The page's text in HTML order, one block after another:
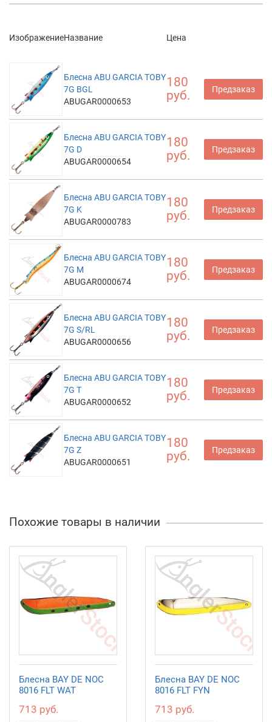
ИзображениеНазвание Цена
Блесна ABU GARCIA TOBY
7G BGL
ABUGAR0000653
180
руб.
Предзаказ
Блесна ABU GARCIA TOBY
7G D
ABUGAR0000654
180
руб.
Предзаказ
Блесна ABU GARCIA TOBY
7G K
ABUGAR0000783
180
руб.
Предзаказ
Блесна ABU GARCIA TOBY
7G M
ABUGAR0000674
180
руб.
Предзаказ
Блесна ABU GARCIA TOBY
7G S/RL
ABUGAR0000656
180
руб.
Предзаказ
Блесна ABU GARCIA TOBY
7G T
ABUGAR0000652
180
руб.
Предзаказ
Блесна ABU GARCIA TOBY
7G Z
ABUGAR0000651
180
руб.
Предзаказ
Похожие товары в наличии
Блесна BAY DE NOC
8016 FLT WAT
713 руб.
Блесна BAY DE NOC
8016 FLT FYN
713 руб.